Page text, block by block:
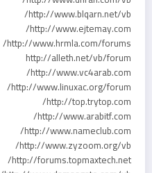
http://www.blqarn.net/vb/
http://www.ejtemay.com/
http://www.hrmla.com/forums/
http://alleth.net/vb/forum
http://www.vc4arab.com/
http://www.linuxac.org/forum/
http://top.trytop.com/
http://www.arabitf.com/
http://www.nameclub.com/
http://www.zyzoom.org/vb/
http://forums.topmaxtech.net/